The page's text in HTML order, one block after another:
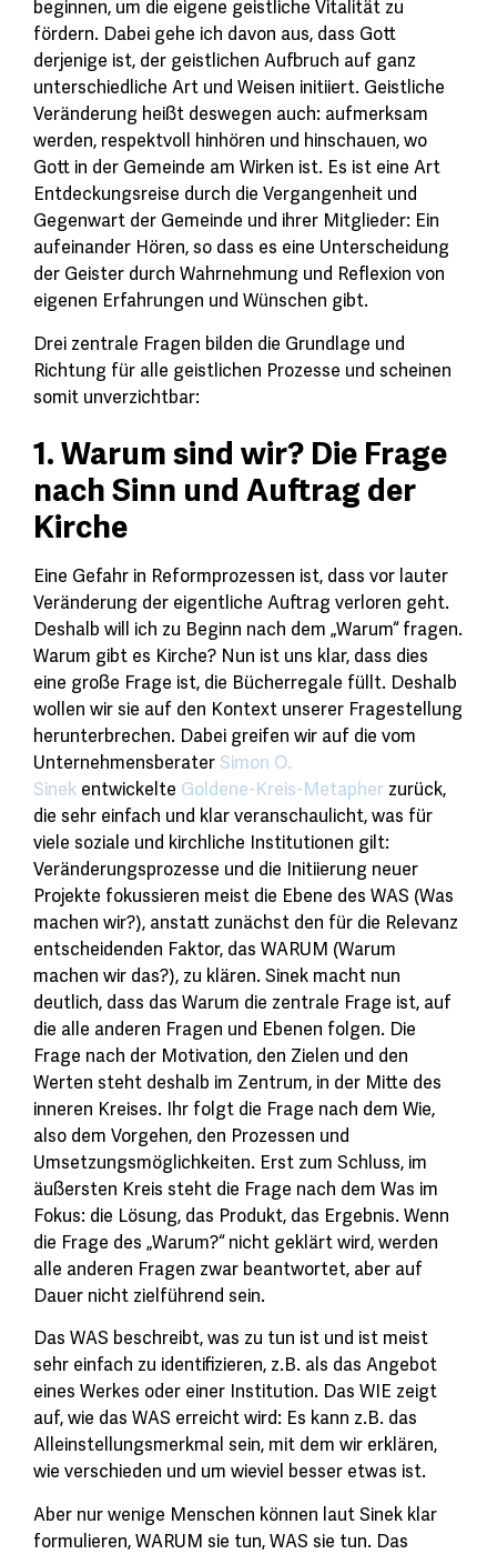
beginnen, um die eigene geistliche Vitalität zu
fördern. Dabei gehe ich davon aus, dass Gott
derjenige ist, der geistlichen Aufbruch auf ganz
unterschiedliche Art und Weisen initiiert. Geistliche
Veränderung heißt deswegen auch: aufmerksam
werden, respektvoll hinhören und hinschauen, wo
Gott in der Gemeinde am Wirken ist. Es ist eine Art
Entdeckungsreise durch die Vergangenheit und
Gegenwart der Gemeinde und ihrer Mitglieder: Ein
aufeinander Hören, so dass es eine Unterscheidung
der Geister durch Wahrnehmung und Reflexion von
eigenen Erfahrungen und Wünschen gibt.
Drei zentrale Fragen bilden die Grundlage und
Richtung für alle geistlichen Prozesse und scheinen
somit unverzichtbar:
1. Warum sind wir? Die Frage
nach Sinn und Auftrag der
Kirche
Eine Gefahr in Reformprozessen ist, dass vor lauter
Veränderung der eigentliche Auftrag verloren geht.
Deshalb will ich zu Beginn nach dem „Warum“ fragen.
Warum gibt es Kirche? Nun ist uns klar, dass dies
eine große Frage ist, die Bücherregale füllt. Deshalb
wollen wir sie auf den Kontext unserer Fragestellung
herunterbrechen. Dabei greifen wir auf die vom
Unternehmensberater Simon O.
Sinek entwickelte Goldene-Kreis-Metapher zurück,
die sehr einfach und klar veranschaulicht, was für
viele soziale und kirchliche Institutionen gilt:
Veränderungsprozesse und die Initiierung neuer
Projekte fokussieren meist die Ebene des WAS (Was
machen wir?), anstatt zunächst den für die Relevanz
entscheidenden Faktor, das WARUM (Warum
machen wir das?), zu klären. Sinek macht nun
deutlich, dass das Warum die zentrale Frage ist, auf
die alle anderen Fragen und Ebenen folgen. Die
Frage nach der Motivation, den Zielen und den
Werten steht deshalb im Zentrum, in der Mitte des
inneren Kreises. Ihr folgt die Frage nach dem Wie,
also dem Vorgehen, den Prozessen und
Umsetzungsmöglichkeiten. Erst zum Schluss, im
äußersten Kreis steht die Frage nach dem Was im
Fokus: die Lösung, das Produkt, das Ergebnis. Wenn
die Frage des „Warum?“ nicht geklärt wird, werden
alle anderen Fragen zwar beantwortet, aber auf
Dauer nicht zielführend sein.
Das WAS beschreibt, was zu tun ist und ist meist
sehr einfach zu identifizieren, z.B. als das Angebot
eines Werkes oder einer Institution. Das WIE zeigt
auf, wie das WAS erreicht wird: Es kann z.B. das
Alleinstellungsmerkmal sein, mit dem wir erklären,
wie verschieden und um wieviel besser etwas ist.
Aber nur wenige Menschen können laut Sinek klar
formulieren, WARUM sie tun, WAS sie tun. Das